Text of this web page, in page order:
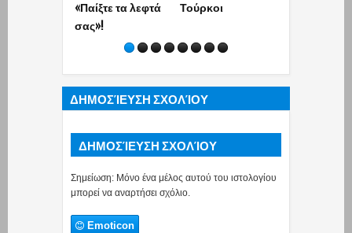
«Παίξτε τα λεφτά
σας»!
Τούρκοι
ΔΗΜΟΣΊΕΥΣΗ ΣΧΟΛΊΟΥ
ΔΗΜΟΣΊΕΥΣΗ ΣΧΟΛΊΟΥ
Σημείωση: Μόνο ένα μέλος αυτού του ιστολογίου
μπορεί να αναρτήσει σχόλιο.
Emoticon